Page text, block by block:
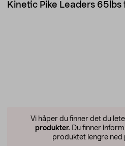
Kinetic Pike Leaders 65lbs
Vi håper du finner det du
produkter. Du finner
produktet lengre ned